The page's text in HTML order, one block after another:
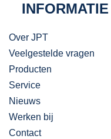
INFORMATIE
Over JPT
Veelgestelde vragen
Producten
Service
Nieuws
Werken bij
Contact